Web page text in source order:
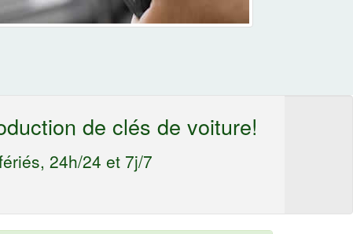
de clés de voiture!
24h/24 et 7j/7